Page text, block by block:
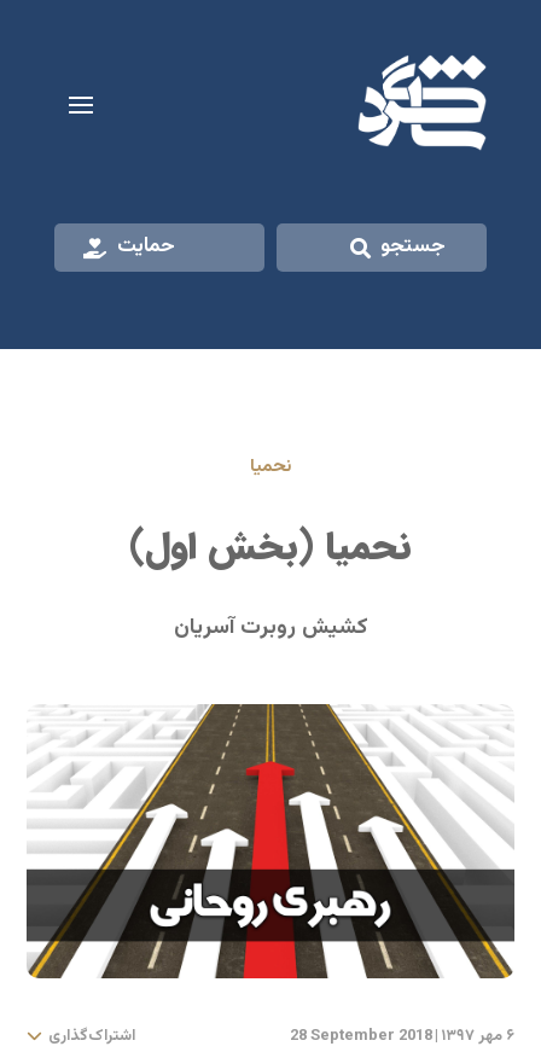
جستجو حمایت
نحمیا
نحمیا (بخش اول)
کشیش روبرت آسریان
اشتراک‌گذاری ۶ مهر ۱۳۹۷ |
28 September 2018